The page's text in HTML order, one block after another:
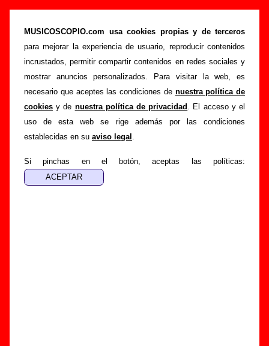
MUSICOSCOPIO.com usa cookies propias y de terceros
para mejorar la experiencia de usuario, reproducir contenidos
incrustados, permitir compartir contenidos en redes sociales y
mostrar anuncios personalizados. Para visitar la web, es
necesario que aceptes las condiciones de nuestra política de
cookies y de nuestra política de privacidad . El acceso y el
uso de esta web se rige además por las condiciones
establecidas en su aviso legal .
Si pinchas en el botón, aceptas las políticas:
“Sé que no voy a vomitar”, canción de
Vacaciones (Letra e información)
Portada >Vacaciones >Canciones > Sé que no voy a vomitar
Esta página pretende recopilar todo tipo de información
sobre lacanción "Sé que no voy a vomitar" interpretada
Vacaciones. Además de su letra, también aparecerá
información sobre el autor o los autores, sobre los discos en
los que está incluido este tema, sobre la grabación del
encuentras errores o tienes información adicional, puedes
ayudar a
completar esta información